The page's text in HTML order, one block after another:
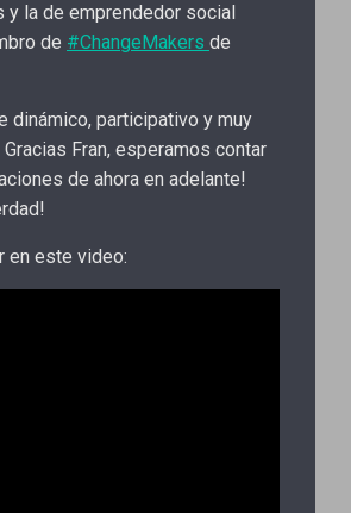
y la de emprendedor social
de #ChangeMakers de
dinámico, participativo y muy
Fran, esperamos contar
de ahora en adelante!
en este video: